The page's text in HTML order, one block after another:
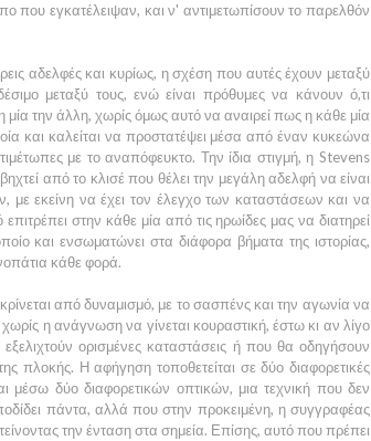
που εγκατέλειψαν, και ν' αντιμετωπίσουν το παρελθόν
αδελφές και κυρίως, η σχέση που αυτές έχουν μεταξύ
μεταξύ τους, ενώ είναι πρόθυμες να κάνουν ό,τι
μία την άλλη, χωρίς όμως αυτό να αναιρεί πως η κάθε μία
και καλείται να προστατέψει μέσα από έναν κυκεώνα
με το αναπόφευκτο. Την ίδια στιγμή, η Stevens
από το κλισέ που θέλει την μεγάλη αδελφή να είναι
με εκείνη να έχει τον έλεγχο των καταστάσεων και να
επιτρέπει στην κάθε μία από τις ηρωίδες μας να διατηρεί
και ενσωματώνει στα διάφορα βήματα της ιστορίας,
κάθε φορά.
από δυναμισμό, με το σασπένς και την αγωνία να
η ανάγνωση να γίνεται κουραστική, έστω κι αν λίγο
ορισμένες καταστάσεις ή που θα οδηγήσουν
πλοκής. Η αφήγηση τοποθετείται σε δύο διαφορετικές
μέσω δύο διαφορετικών οπτικών, μια τεχνική που δεν
πάντα, αλλά που στην προκειμένη, η συγγραφέας
την ένταση στα σημεία. Επίσης, αυτό που πρέπει